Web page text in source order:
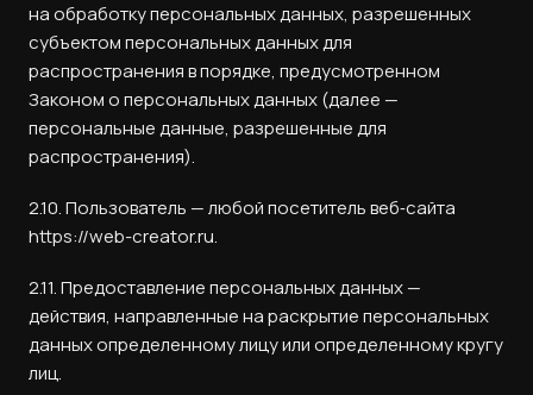
на обработку персональных данных, разрешенных
субъектом персональных данных для
распространения в порядке, предусмотренном
Законом о персональных данных (далее —
персональные данные, разрешенные для
распространения).
2.10. Пользователь — любой посетитель веб‑сайта
https://web-creator.ru.
2.11. Предоставление персональных данных —
действия, направленные на раскрытие персональных
данных определенному лицу или определенному кругу
лиц.